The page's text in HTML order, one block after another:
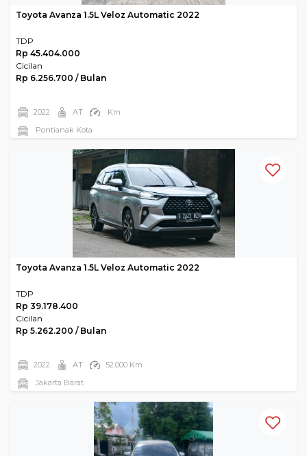
Toyota Avanza 1.5L Veloz Automatic 2022
TDP
Rp 45.404.000
Cicilan
Rp 6.256.700 / Bulan
2022 AT
Km
Pontianak Kota
Toyota Avanza 1.5L Veloz Automatic 2022
TDP
Rp 39.178.400
Cicilan
Rp 5.262.200 / Bulan
2022 AT
52.000 Km
Jakarta Barat